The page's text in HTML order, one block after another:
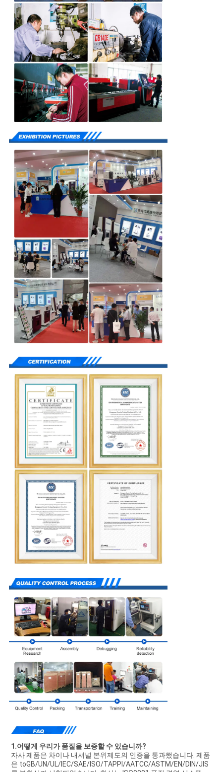
1.어떻게 우리가 품질을 보증할 수 있습니까?
자사 제품은 차이나 내셔널 본위제도의 인증을 통과했습니다. 제품
은 toGB/UN/UL/IEC/SAE/ISO/TAPPI/AATCC/ASTM/EN/DIN/JIS